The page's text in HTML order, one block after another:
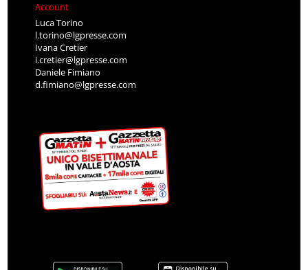
Account
Luca Torino
l.torino@lgpresse.com
Ivana Cretier
i.cretier@lgpresse.com
Daniele Fimiano
d.fimiano@lgpresse.com